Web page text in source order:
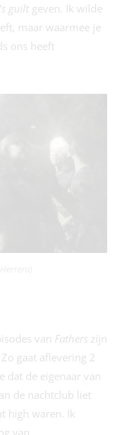
guilt geven. Ik wilde
maar waarmee je
ons heeft
van Fathers zijn
gaat aflevering 2
dat de eigenaar van
de nachtclub liet
high waren. Ik
van